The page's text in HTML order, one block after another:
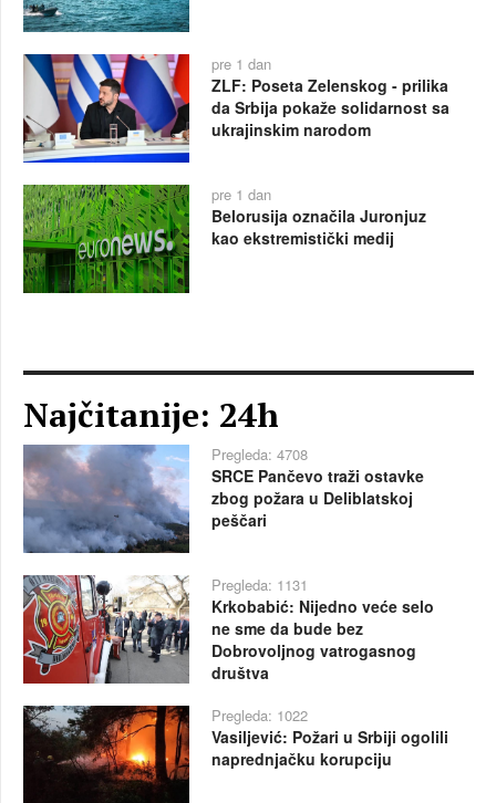
pre 1 dan
ZLF: Poseta Zelenskog - prilika
da Srbija pokaže solidarnost sa
ukrajinskim narodom
pre 1 dan
Belorusija označila Juronjuz
kao ekstremistički medij
Najčitanije: 24h
Pregleda: 4708
SRCE Pančevo traži ostavke
zbog požara u Deliblatskoj
peščari
Pregleda: 1131
Krkobabić: Nijedno veće selo
ne sme da bude bez
Dobrovoljnog vatrogasnog
društva
Pregleda: 1022
Vasiljević: Požari u Srbiji ogolili
naprednjačku korupciju